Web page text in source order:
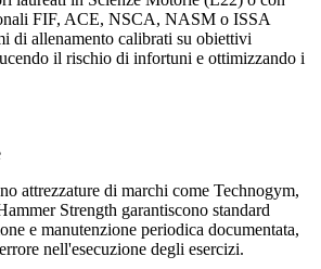
FIF, ACE, NSCA, NASM o ISSA
di allenamento calibrati su obiettivi
il rischio di infortuni e ottimizzando i
attrezzature di marchi come Technogym,
Strength garantiscono standard
e manutenzione periodica documentata,
nell'esecuzione degli esercizi.